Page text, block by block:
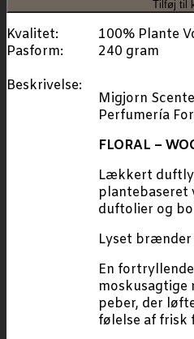
Tilføj til
Kvalitet:
Pasform:
Beskrivelse:
100% Plante
240 gram
Migjorn
Perfumería
FLORAL –
Lækkert
plantebaseret
duftolier og
Lyset brænder
En
moskusagtige
peber, der
følelse af frisk